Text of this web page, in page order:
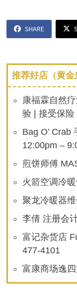
SHARE
推荐好店（黄金
康福霖自然
验 | 接受保
Bag O’ Crab
12:00pm –
煎饼师傅
火箭空调冷
聚龙冷暖器
李倩 注册会
富记杂货店
477-4101
富康商场逸